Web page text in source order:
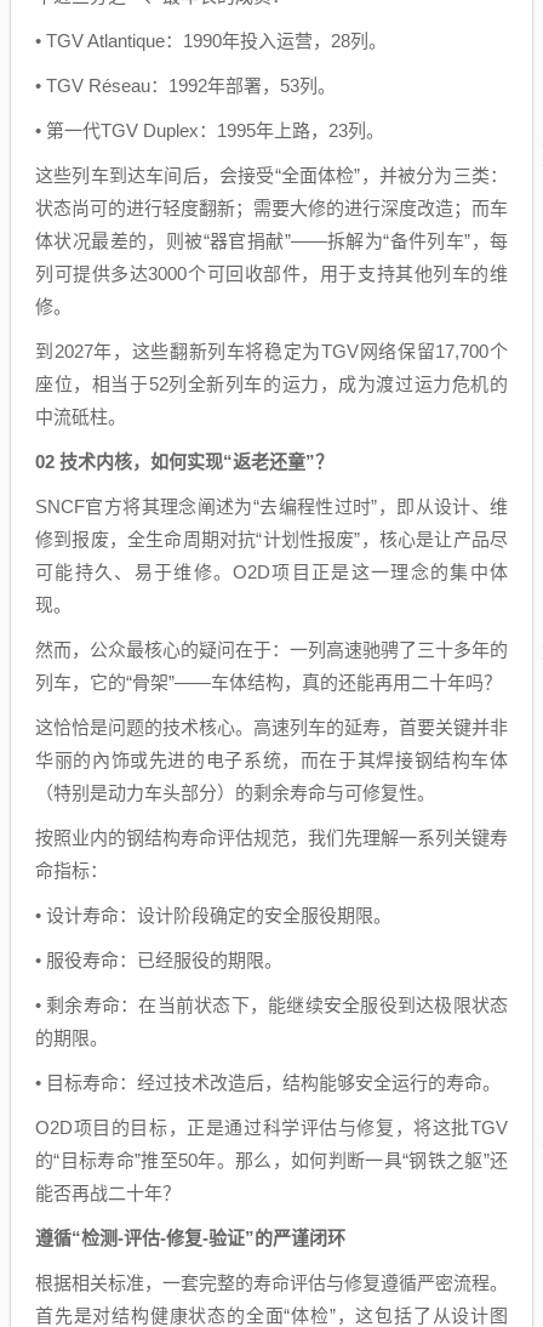
• TGV Atlantique：1990年投入运营，28列。
• TGV Réseau：1992年部署，53列。
• 第一代TGV Duplex：1995年上路，23列。
这些列车到达车间后，会接受“全面体检”，并被分为三类：
状态尚可的进行轻度翻新；需要大修的进行深度改造；而车
体状况最差的，则被“器官捐献”——拆解为“备件列车”，每
列可提供多达3000个可回收部件，用于支持其他列车的维
修。
到2027年，这些翻新列车将稳定为TGV网络保留17,700个
座位，相当于52列全新列车的运力，成为渡过运力危机的
中流砥柱。
02 技术内核，如何实现“返老还童”？
SNCF官方将其理念阐述为“去编程性过时”，即从设计、维
修到报废，全生命周期对抗“计划性报废”，核心是让产品尽
可能持久、易于维修。O2D项目正是这一理念的集中体
现。
然而，公众最核心的疑问在于：一列高速驰骋了三十多年的
列车，它的“骨架”——车体结构，真的还能再用二十年吗？
这恰恰是问题的技术核心。高速列车的延寿，首要关键并非
华丽的內饰或先进的电子系统，而在于其焊接钢结构车体
（特别是动力车头部分）的剩余寿命与可修复性。
按照业内的钢结构寿命评估规范，我们先理解一系列关键寿
命指标：
• 设计寿命：设计阶段确定的安全服役期限。
• 服役寿命：已经服役的期限。
• 剩余寿命：在当前状态下，能继续安全服役到达极限状态
的期限。
• 目标寿命：经过技术改造后，结构能够安全运行的寿命。
O2D项目的目标，正是通过科学评估与修复，将这批TGV
的“目标寿命”推至50年。那么，如何判断一具“钢铁之躯”还
能否再战二十年？
遵循“检测-评估-修复-验证”的严谨闭环
根据相关标准，一套完整的寿命评估与修复遵循严密流程。
首先是对结构健康状态的全面“体检”，这包括了从设计图